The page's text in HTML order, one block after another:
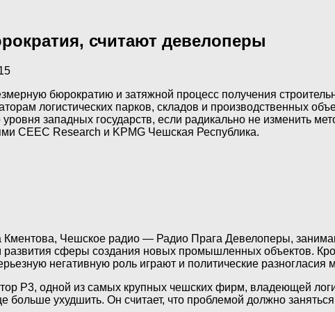
считают девелоперы
бюрократию и затяжной процесс получения
логистических парков, складов и производственных
западных государств, если радикально не изменить
CEEC Research и KPMG Чешская Республика.
Чешское радио — Радио Прага Девелоперы,
сферы создания новых промышленных объектов.
негативную роль играют и политические
P3, одной из самых крупных чешских фирм, владеющей
ухудшить. Он считает, что проблемой должно